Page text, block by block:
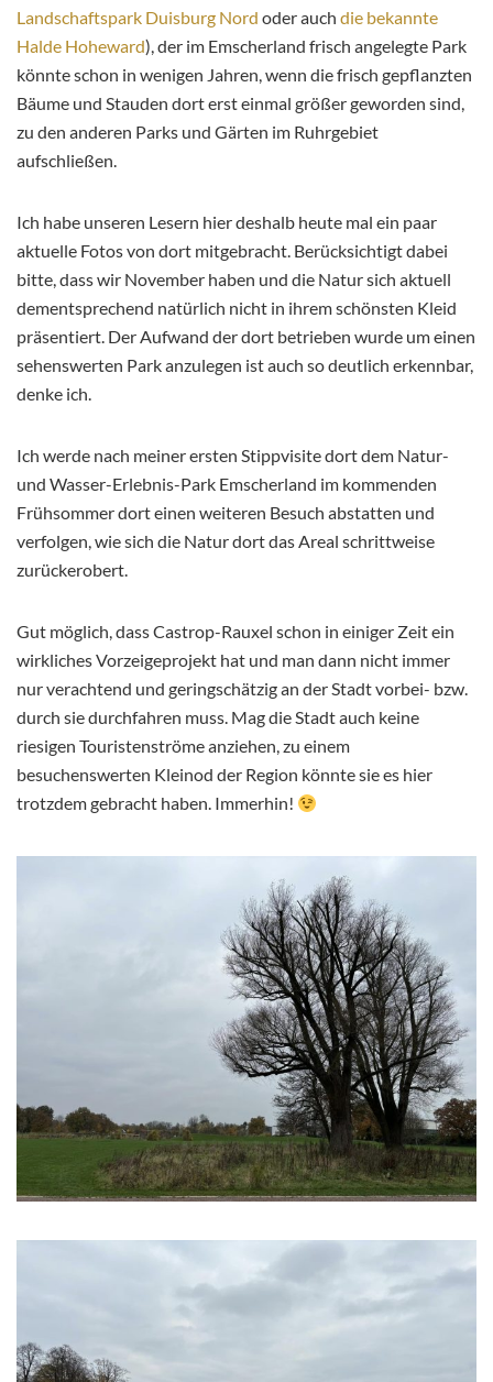
Landschaftspark Duisburg Nord oder auch die bekannte
Halde Hoheward), der im Emscherland frisch angelegte Park
könnte schon in wenigen Jahren, wenn die frisch gepflanzten
Bäume und Stauden dort erst einmal größer geworden sind,
zu den anderen Parks und Gärten im Ruhrgebiet
aufschließen.
Ich habe unseren Lesern hier deshalb heute mal ein paar
aktuelle Fotos von dort mitgebracht. Berücksichtigt dabei
bitte, dass wir November haben und die Natur sich aktuell
dementsprechend natürlich nicht in ihrem schönsten Kleid
präsentiert. Der Aufwand der dort betrieben wurde um einen
sehenswerten Park anzulegen ist auch so deutlich erkennbar,
denke ich.
Ich werde nach meiner ersten Stippvisite dort dem Natur-
und Wasser-Erlebnis-Park Emscherland im kommenden
Frühsommer dort einen weiteren Besuch abstatten und
verfolgen, wie sich die Natur dort das Areal schrittweise
zurückerobert.
Gut möglich, dass Castrop-Rauxel schon in einiger Zeit ein
wirkliches Vorzeigeprojekt hat und man dann nicht immer
nur verachtend und geringschätzig an der Stadt vorbei- bzw.
durch sie durchfahren muss. Mag die Stadt auch keine
riesigen Touristenströme anziehen, zu einem
besuchenswerten Kleinod der Region könnte sie es hier
trotzdem gebracht haben. Immerhin!